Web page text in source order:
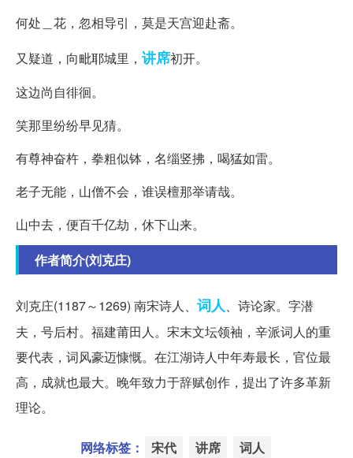
何处＿花，忽相导引，莫是天宫迎赴斋。
又疑道，向毗耶城里， 讲席初开。
这边尚自徘徊。
笑那里纷纷早见猜。
有尊神奋杵，拳粗似钵，名缁竖拂，喝猛如雷。
老子无能，山僧不会，谁误檀那举请哉。
山中去，便百千亿劫，休下山来。
作者简介(刘克庄)
刘克庄(1187～1269) 南宋诗人、 词人、诗论家。字潜
夫，号后村。福建莆田人。宋末文坛领袖，辛派词人的重
要代表，词风豪迈慷慨。在江湖诗人中年寿最长，官位最
高，成就也最大。晚年致力于辞赋创作，提出了许多革新
理论。
网络标签： 宋代 讲席 词人